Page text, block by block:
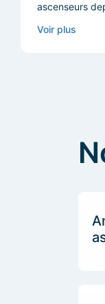
ascenseurs
Voir plus